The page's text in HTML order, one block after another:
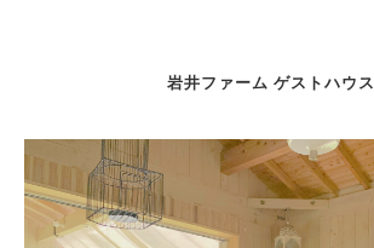
岩井ファーム ゲストハウス